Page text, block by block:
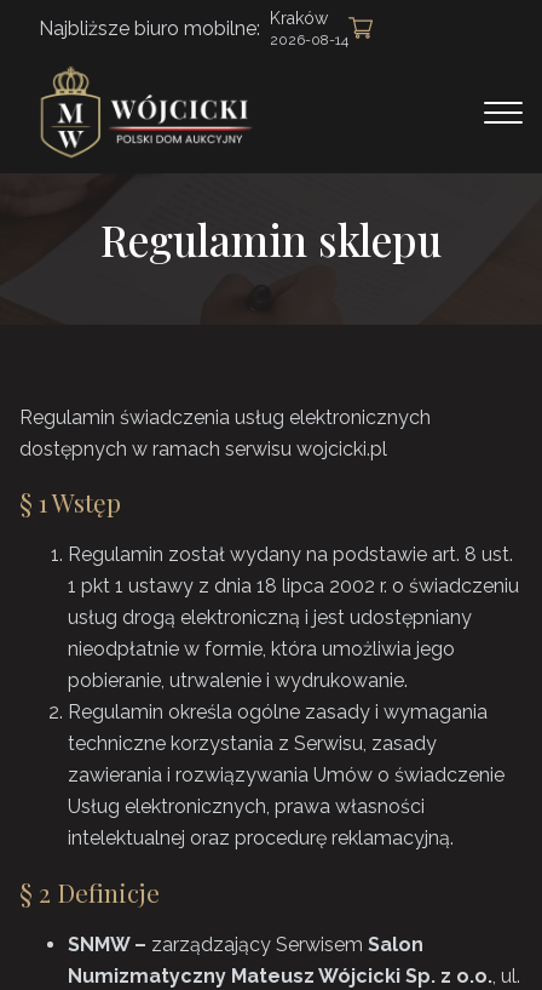
Najbliższe biuro mobilne: Kraków
2026-08-14
Regulamin sklepu
Regulamin świadczenia usług elektronicznych
dostępnych w ramach serwisu wojcicki.pl
§ 1 Wstęp
Regulamin został wydany na podstawie art. 8 ust.
1 pkt 1 ustawy z dnia 18 lipca 2002 r. o świadczeniu
usług drogą elektroniczną i jest udostępniany
nieodpłatnie w formie, która umożliwia jego
pobieranie, utrwalenie i wydrukowanie.
Regulamin określa ogólne zasady i wymagania
techniczne korzystania z Serwisu, zasady
zawierania i rozwiązywania Umów o świadczenie
Usług elektronicznych, prawa własności
intelektualnej oraz procedurę reklamacyjną.
§ 2 Definicje
SNMW – zarządzający Serwisem Salon
Numizmatyczny Mateusz Wójcicki Sp. z o.o., ul.